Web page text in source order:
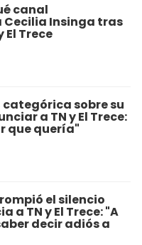
canal
Insinga tras
El Trece
sobre su
a TN y El Trece:
que quería"
el silencio
a TN y El Trece: "A
decir adiós a